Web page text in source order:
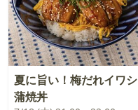
夏に旨い！梅だれイワシ
蒲焼丼